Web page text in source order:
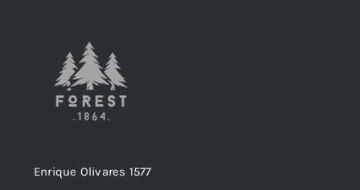
Enrique Olivares 1577